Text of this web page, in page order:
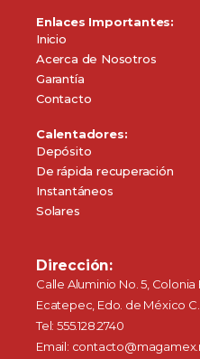
Enlaces Importantes:
Inicio
Acerca de Nosotros
Garantía
Contacto
Calentadores:
Depósito
De rápida recuperación
Instantáneos
Solares
Dirección:
Calle Aluminio No. 5,
Ecatepec, Edo. de México
Tel: 555.128.2740
Email: